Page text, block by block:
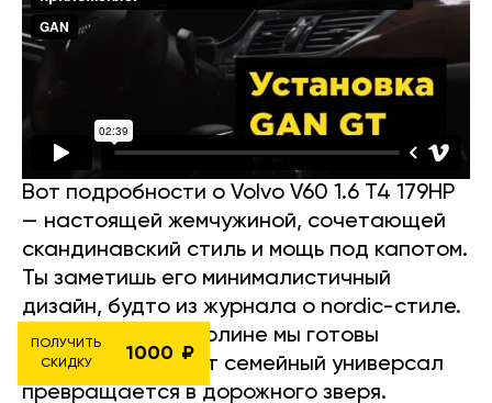
Вот подробности о Volvo V60 1.6 T4 179HP
— настоящей жемчужиной, сочетающей
скандинавский стиль и мощь под капотом.
Ты заметишь его минималистичный
дизайн, будто из журнала о nordic-стиле.
В GÄN Tuning в Берлине мы готовы
показать, как этот семейный универсал
превращается в дорожного зверя.
ПОЛУЧИТЬ
СКИДКУ
1000